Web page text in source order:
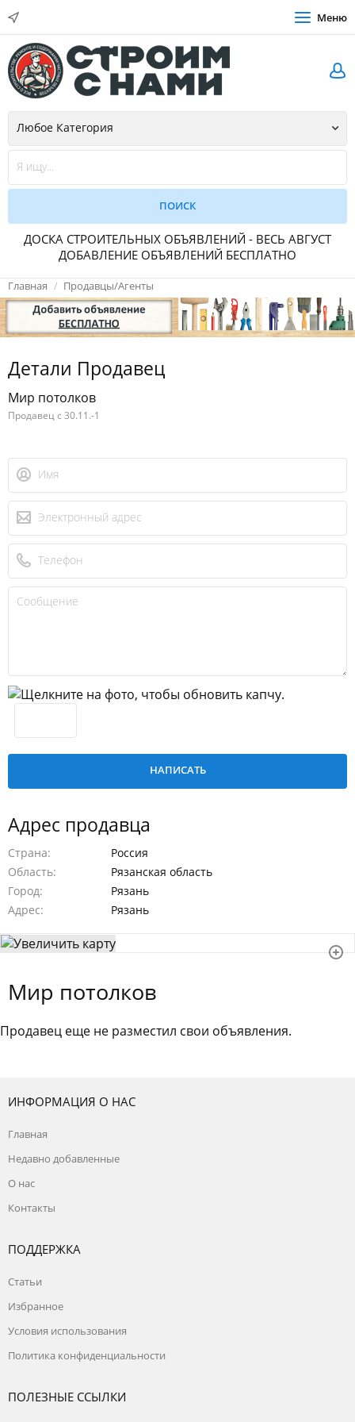
Меню
ДОСКА СТРОИТЕЛЬНЫХ ОБЪЯВЛЕНИЙ - ВЕСЬ АВГУСТ
ДОБАВЛЕНИЕ ОБЪЯВЛЕНИЙ БЕСПЛАТНО
Главная Продавцы/Агенты
Детали Продавец
Мир потолков
Продавец с 30.11.-1
Адрес продавца
Страна
Россия
Область
Рязанская область
Город
Рязань
Адрес
Рязань
Мир потолков
Продавец еще не разместил свои объявления.
ИНФОРМАЦИЯ О НАС
Главная
Недавно добавленные
О нас
Контакты
ПОДДЕРЖКА
Статьи
Избранное
Условия использования
Политика конфиденциальности
ПОЛЕЗНЫЕ ССЫЛКИ